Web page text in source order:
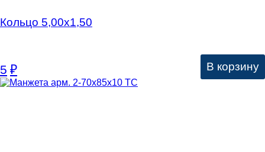
Кольцо 5,00х1,50
5 ₽ В корзину